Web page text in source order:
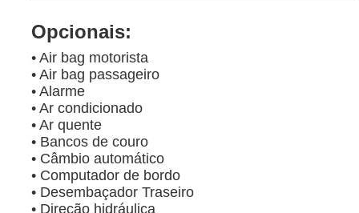
Opcionais:
• Air bag motorista
• Air bag passageiro
• Alarme
• Ar condicionado
• Ar quente
• Bancos de couro
• Câmbio automático
• Computador de bordo
• Desembaçador Traseiro
• Direção hidráulica